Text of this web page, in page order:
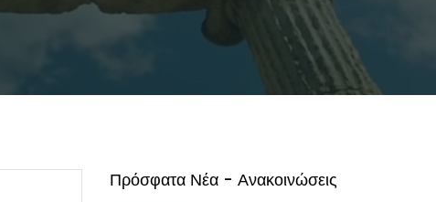
Πρόσφατα Νέα - Ανακοινώσεις